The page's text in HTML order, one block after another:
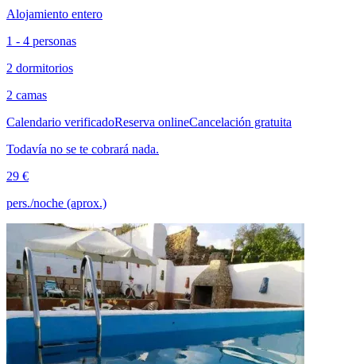
Alojamiento entero
1 - 4 personas
2 dormitorios
2 camas
Calendario verificadoReserva onlineCancelación gratuita
Todavía no se te cobrará nada.
29 €
pers./noche (aprox.)